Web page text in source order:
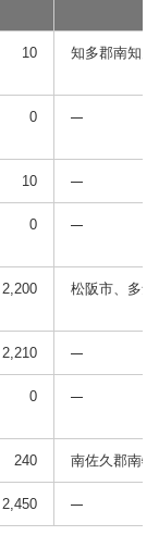
10 知多郡南知
0
10
0
2,200 松阪市、多
2,210
0
240 南佐久郡南
2,450